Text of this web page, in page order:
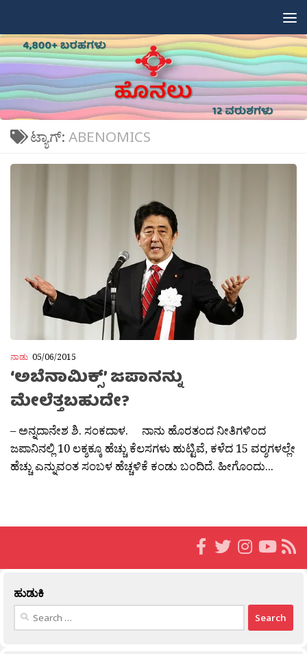
ಟ್ಯಾಗ್: ABENOMICS
ನಾಡು 05/06/2015
‘ಅಬೆನಾಮಿಕ್ಸ್’ ಜಪಾನನ್ನು
ಮೇಲೆತ್ತಬಹುದೇ?
– ಅನ್ನದಾನೇಶ ಶಿ. ಸಂಕದಾಳ. ನಾನು ಹೊರತಂದ ನೀತಿಗಳಿಂದ
ಜಪಾನಿನಲ್ಲಿ 10 ಲಕ್ಶಕ್ಕೂ ಹೆಚ್ಚು ಕೆಲಸಗಳು ಹುಟ್ಟಿವೆ, ಕಳೆದ 15 ವರ‍್ಶಗಳಲ್ಲೇ
ಹೆಚ್ಚು ಎನ್ನುವಂತ ಸಂಬಳ ಹೆಚ್ಚಳಿಕೆ ಕಂಡು ಬಂದಿದೆ. ಹೀಗೊಂದು...
ಹುಡುಕಿ
Search